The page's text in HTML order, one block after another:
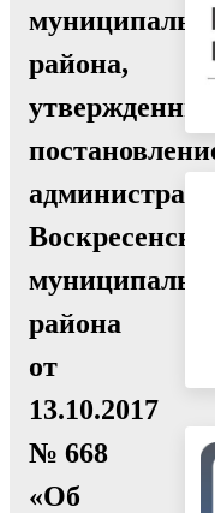
района,
утвержденный
района
от
13.10.2017
№ 668
«Об